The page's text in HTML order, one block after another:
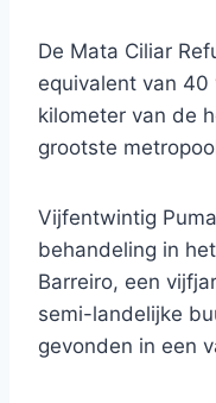
De Mata Ciliar
equivalent van
kilometer van de
grootste
Vijfentwintig
behandeling in
Barreiro, een
semi-landelijke
gevonden in een